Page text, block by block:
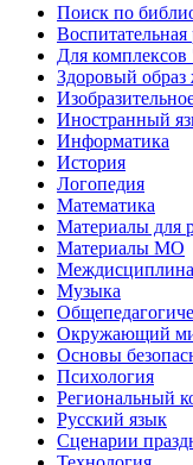
Поиск по
Воспитательная
Для комплексов
Здоровый образ
Иностранный
Информатика
История
Логопедия
Математика
Материалы для
Материалы МО
Музыка
Окружающий
Основы
Психология
Региональный
Русский язык
Сценарии